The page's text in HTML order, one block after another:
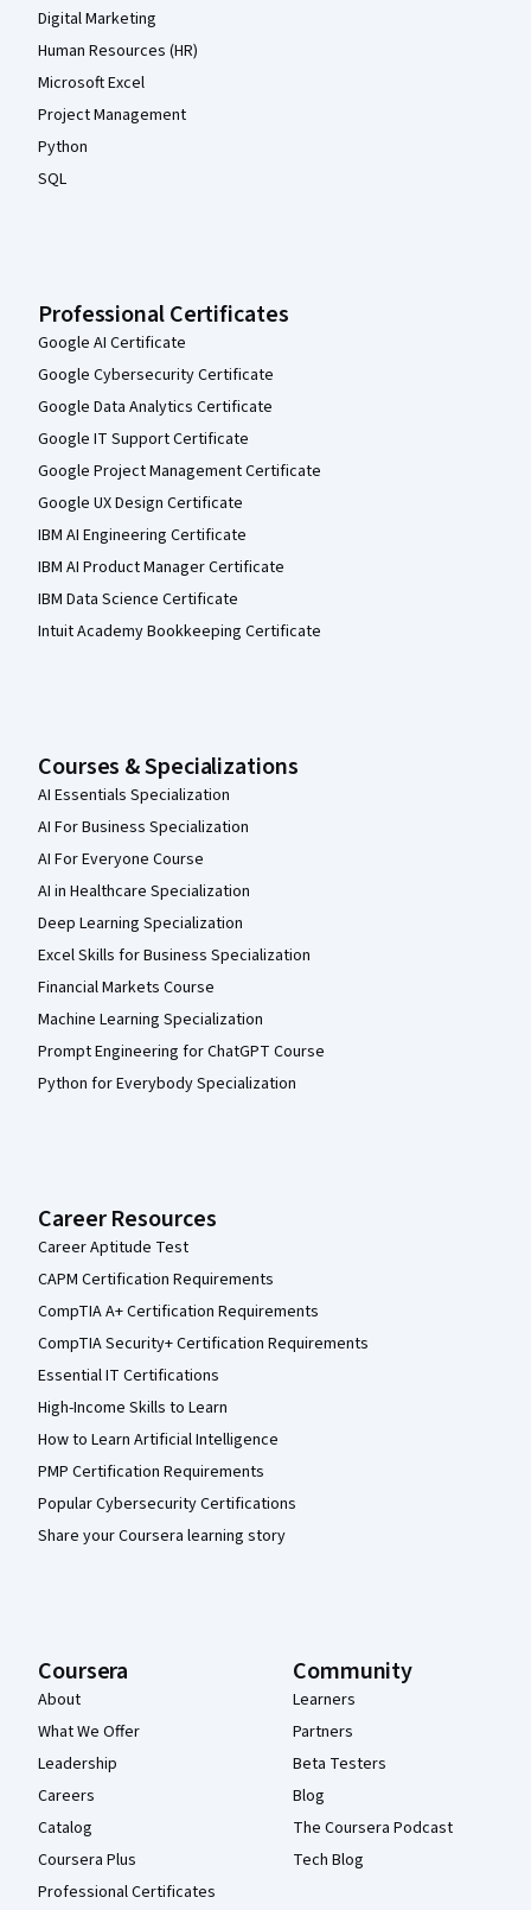
Digital Marketing
Human Resources (HR)
Microsoft Excel
Project Management
Python
SQL
Professional Certificates
Google AI Certificate
Google Cybersecurity Certificate
Google Data Analytics Certificate
Google IT Support Certificate
Google Project Management Certificate
Google UX Design Certificate
IBM AI Engineering Certificate
IBM AI Product Manager Certificate
IBM Data Science Certificate
Intuit Academy Bookkeeping Certificate
Courses & Specializations
AI Essentials Specialization
AI For Business Specialization
AI For Everyone Course
AI in Healthcare Specialization
Deep Learning Specialization
Excel Skills for Business Specialization
Financial Markets Course
Machine Learning Specialization
Prompt Engineering for ChatGPT Course
Python for Everybody Specialization
Career Resources
Career Aptitude Test
CAPM Certification Requirements
CompTIA A+ Certification Requirements
CompTIA Security+ Certification Requirements
Essential IT Certifications
High-Income Skills to Learn
How to Learn Artificial Intelligence
PMP Certification Requirements
Popular Cybersecurity Certifications
Share your Coursera learning story
Coursera
About
What We Offer
Leadership
Careers
Catalog
Coursera Plus
Professional Certificates
Community
Learners
Partners
Beta Testers
Blog
The Coursera Podcast
Tech Blog